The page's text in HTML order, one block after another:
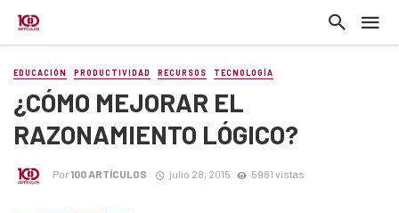
EDUCACIÓN PRODUCTIVIDAD RECURSOS TECNOLOGÍA
¿CÓMO MEJORAR EL
RAZONAMIENTO LÓGICO?
Por100 ARTÍCULOS julio 28, 2015 5981 vistas